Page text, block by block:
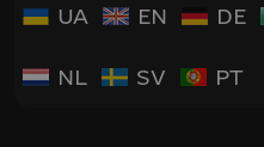
UA EN DE
NL SV PT